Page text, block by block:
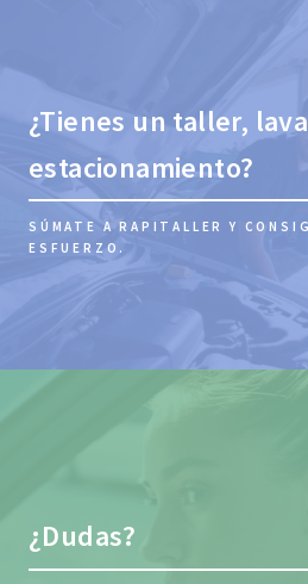
¿Tienes un taller,
estacionamiento?
SÚMATE A RAPITALLER Y
ESFUERZO.
¿Dudas?